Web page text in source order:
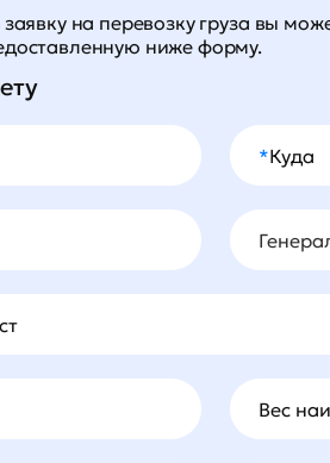
на перевозку груза вы
ниже форму.
*Куда
Тип груза
Вес